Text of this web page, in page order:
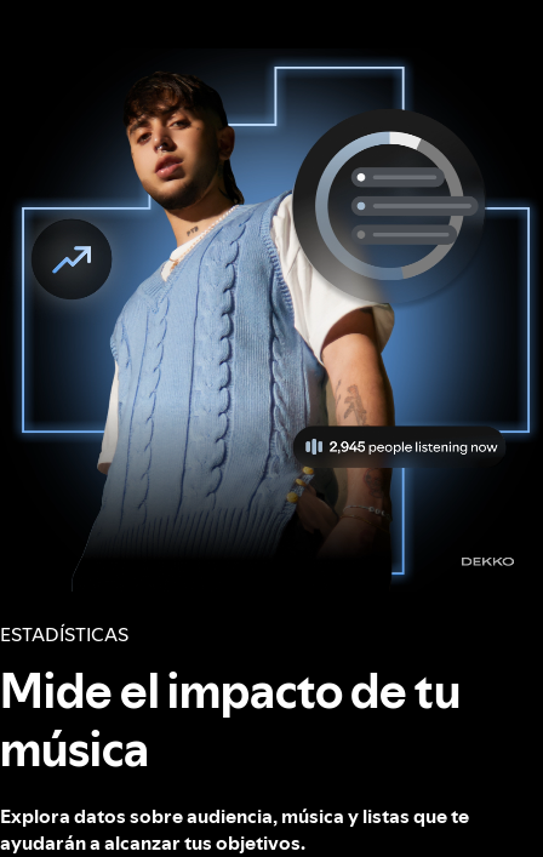
ESTADÍSTICAS
Mide el impacto de tu
música
Explora datos sobre audiencia, música y listas que te
ayudarán a alcanzar tus objetivos.